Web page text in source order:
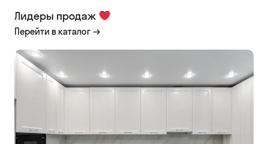
Лидеры продаж
Перейти в каталог